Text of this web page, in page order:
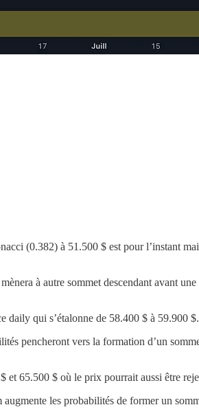
(0.382) à 51.500 $ est pour l’instant
à autre sommet descendant avant
daily qui s’étalonne de 58.400 $ à 59.900 $.
pencheront vers la formation d’un
65.500 $ où le prix pourrait aussi être
les probabilités de former un